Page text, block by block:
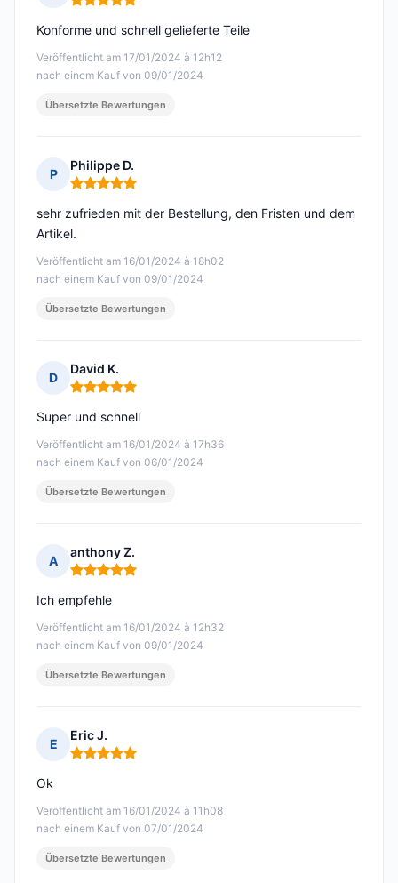
Hinweis: 5 von 5
Veröffentlicht am 17/01/2024 à 12h12
nach einem Kauf von 09/01/2024
Konforme und schnell gelieferte Teile
Übersetzte Bewertungen
P
Philippe D.
Hinweis: 5 von 5
Veröffentlicht am 16/01/2024 à 18h02
nach einem Kauf von 09/01/2024
sehr zufrieden mit der Bestellung, den Fristen und dem
Artikel.
Übersetzte Bewertungen
D
David K.
Hinweis: 5 von 5
Veröffentlicht am 16/01/2024 à 17h36
nach einem Kauf von 06/01/2024
Super und schnell
Übersetzte Bewertungen
A
anthony Z.
Hinweis: 5 von 5
Veröffentlicht am 16/01/2024 à 12h32
nach einem Kauf von 09/01/2024
Ich empfehle
Übersetzte Bewertungen
E
Eric J.
Hinweis: 5 von 5
Veröffentlicht am 16/01/2024 à 11h08
nach einem Kauf von 07/01/2024
Ok
Übersetzte Bewertungen